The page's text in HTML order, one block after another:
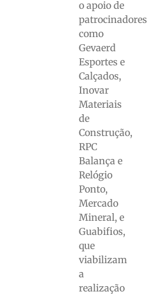
o apoio de
patrocinadores
como
Gevaerd
Esportes e
Calçados,
Inovar
Materiais
de
Construção,
RPC
Balança e
Relógio
Ponto,
Mercado
Mineral, e
Guabifios,
que
viabilizam
a
realização